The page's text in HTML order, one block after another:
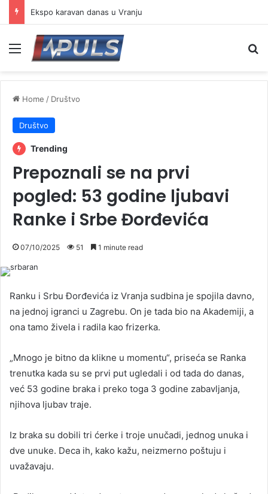
Ekspo karavan danas u Vranju
Menu
Home / Društvo
Društvo
Trending
Prepoznali se na prvi
pogled: 53 godine ljubavi
Ranke i Srbe Đorđevića
07/10/2025 51 1 minute read
Ranku i Srbu Đorđevića iz Vranja sudbina je spojila davno,
na jednoj igranci u Zagrebu. On je tada bio na Akademiji, a
ona tamo živela i radila kao frizerka.
„Mnogo je bitno da klikne u momentu“, priseća se Ranka
trenutka kada su se prvi put ugledali i od tada do danas,
već 53 godine braka i preko toga 3 godine zabavljanja,
njihova ljubav traje.
Iz braka su dobili tri ćerke i troje unučadi, jednog unuka i
dve unuke. Deca ih, kako kažu, neizmerno poštuju i
uvažavaju.